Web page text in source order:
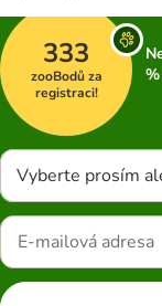
333
zooBodů za
registraci!
Vyberte prosím